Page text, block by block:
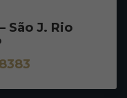
São J. Rio